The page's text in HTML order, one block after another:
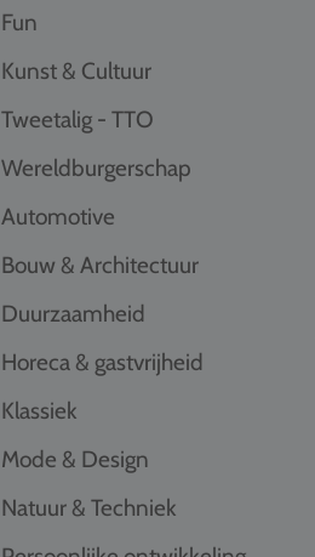
Fun
Kunst & Cultuur
Tweetalig - TTO
Wereldburgerschap
Automotive
Bouw & Architectuur
Duurzaamheid
Horeca & gastvrijheid
Klassiek
Mode & Design
Natuur & Techniek